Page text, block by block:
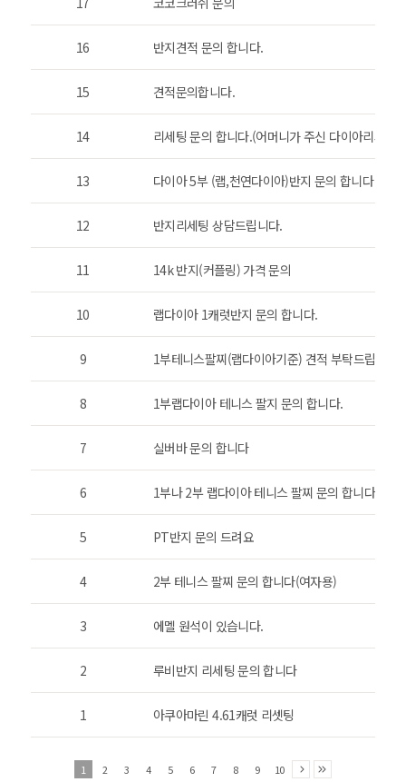
16 반지견적 문의 합니다.
15 견적문의합니다.
14 리세팅 문의 합니다.(어머니가 주신 다이아리세팅
13 다이아 5부 (랩,천연다이아)반지 문의 합니다
12 반지리세팅 상담드립니다.
11 14k 반지(커플링) 가격 문의
10 랩다이아 1캐럿반지 문의 합니다.
9 1부테니스팔찌(랩다이아기준) 견적 부탁드립니다.
8 1부랩다이아 테니스 팔지 문의 합니다.
7 실버바 문의 합니다
6 1부나 2부 랩다이아 테니스 팔찌 문의 합니다.
5 PT반지 문의 드려요
4 2부 테니스 팔찌 문의 합니다(여자용)
3 에멜 원석이 있습니다.
2 루비반지 리세팅 문의 합니다
1 아쿠아마린 4.61캐럿 리셋팅
1 2 3 4 5 6 7 8 9 10